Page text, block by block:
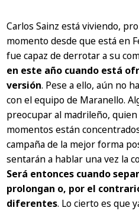
Carlos Sainz está viviendo,
momento desde que está en
fue capaz de derrotar a su
en este año cuando está
versión. Pese a ello, aún no
con el equipo de Maranello.
preocupar al madrileño,
momentos están
campaña de la mejor forma
sentarán a hablar una vez la
Será entonces cuando
prolongan o, por el
diferentes. Lo cierto es que